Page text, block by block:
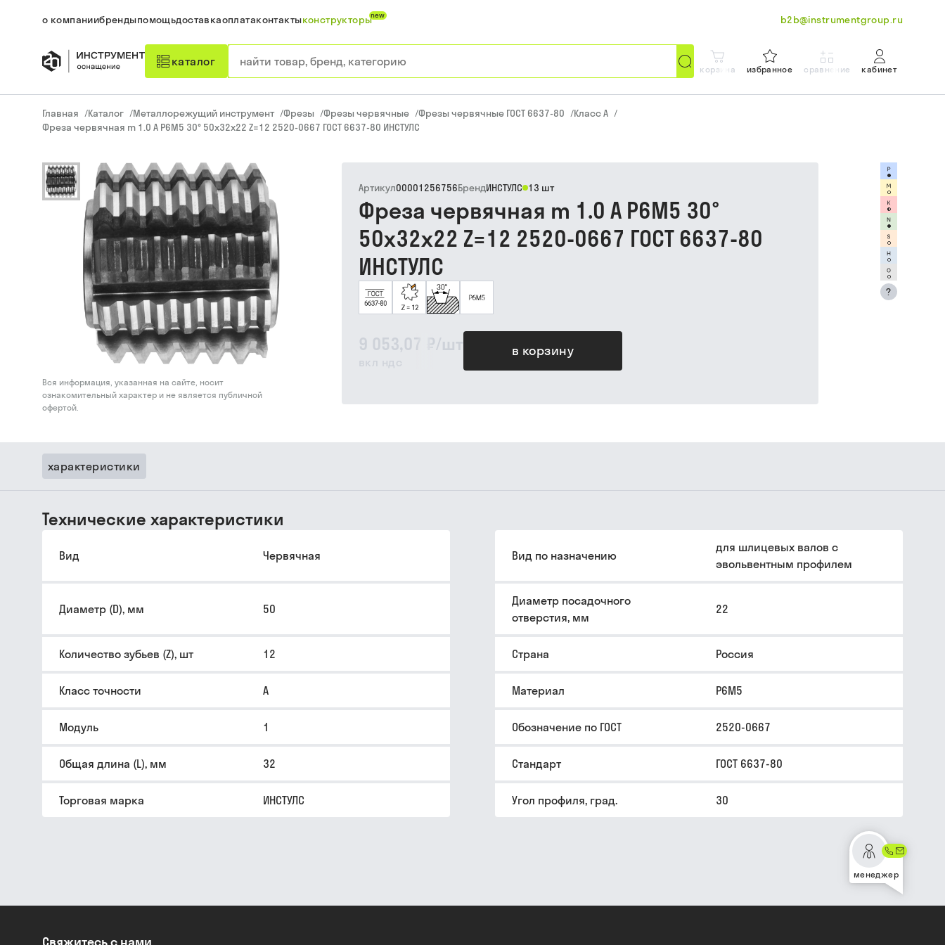
о компаниибрендыпомощьдоставкаоплатаконтактыконструкторыnew b2b@instrumentgroup.ru
каталог
корзина избранное сравнение кабинет
Главная /Каталог /Металлорежущий инструмент /Фрезы /Фрезы червячные /Фрезы червячные ГОСТ 6637-80 /Класс A /
Фреза червячная m 1.0 А Р6М5 30° 50х32х22 Z=12 2520-0667 ГОСТ 6637-80 ИНСТУЛС
Вся информация, указанная на сайте, носит
ознакомительный характер и не является публичной
офертой.
9 053,07 ₽/шт
вкл ндс
в корзину
Артикул00001256756БрендИНСТУЛС 13 шт
Фреза червячная m 1.0 А Р6М5 30°
50х32х22 Z=12 2520-0667 ГОСТ 6637-80
ИНСТУЛС
?
характеристики
Технические характеристики
Вид Червячная Вид по назначению
для шлицевых валов с
эвольвентным профилем
Диаметр (D), мм 50
Диаметр посадочного
отверстия, мм
22
Количество зубьев (Z), шт 12 Страна Россия
Класс точности A Материал Р6М5
Модуль 1 Обозначение по ГОСТ 2520-0667
Общая длина (L), мм 32 Стандарт ГОСТ 6637-80
Торговая марка ИНСТУЛС Угол профиля, град. 30
менеджер